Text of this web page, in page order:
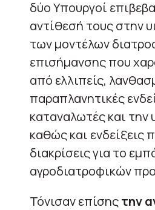
δύο Υπουργοί
αντίθεσή τους στην
των μοντέλων
επισήμανσης που
από ελλιπείς,
παραπλανητικές
καταναλωτές και την
καθώς και ενδείξεις
διακρίσεις για το
αγροδιατροφικών
Τόνισαν επίσηςτην